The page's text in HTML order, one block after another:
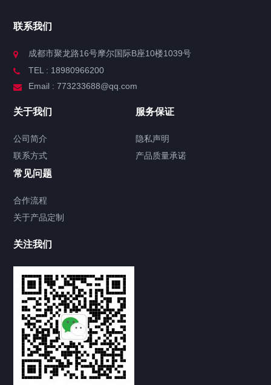
联系我们
成都市聚龙路16号摩尔国际B座10楼1039号
TEL : 18980966200
Email : 773233688@qq.com
关于我们
公司简介
联系方式
服务保证
隐私声明
产品质量承诺
常见问题
合作流程
关于产品定制
关注我们